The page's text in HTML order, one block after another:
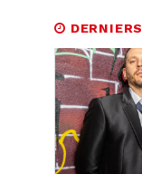
DERNIERS